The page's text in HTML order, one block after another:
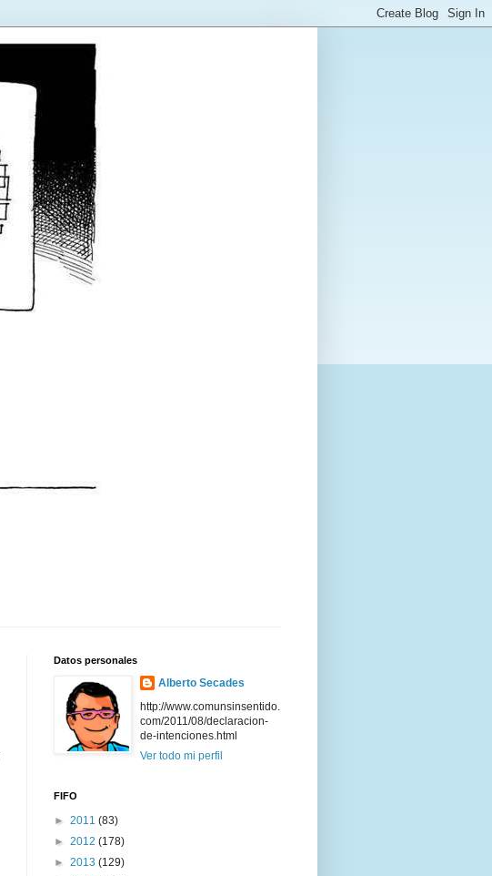
Datos personales
Alberto Secades
http://www.comunsinsentido.
com/2011/08/declaracion-
de-intenciones.html
Ver todo mi perfil
FIFO
► 2011 (83)
► 2012 (178)
► 2013 (129)